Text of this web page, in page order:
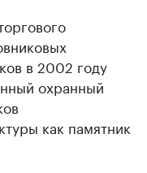
в 2002 году
охранный
как памятник